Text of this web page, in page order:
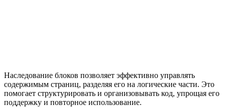
Наследование блоков позволяет эффективно управлять
содержимым страниц, разделяя его на логические части. Это
помогает структурировать и организовывать код, упрощая его
поддержку и повторное использование.